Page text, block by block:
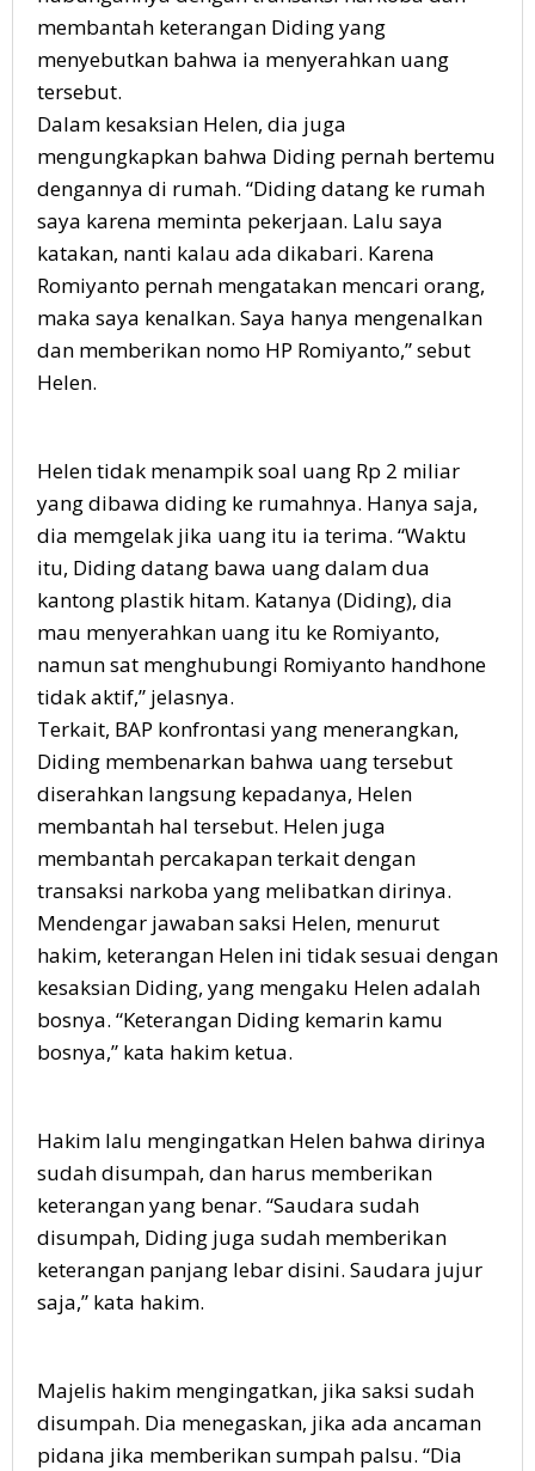
membantah keterangan Diding yang
menyebutkan bahwa ia menyerahkan uang
tersebut.
Dalam kesaksian Helen, dia juga
mengungkapkan bahwa Diding pernah bertemu
dengannya di rumah. “Diding datang ke rumah
saya karena meminta pekerjaan. Lalu saya
katakan, nanti kalau ada dikabari. Karena
Romiyanto pernah mengatakan mencari orang,
maka saya kenalkan. Saya hanya mengenalkan
dan memberikan nomo HP Romiyanto,” sebut
Helen.
Helen tidak menampik soal uang Rp 2 miliar
yang dibawa diding ke rumahnya. Hanya saja,
dia memgelak jika uang itu ia terima. “Waktu
itu, Diding datang bawa uang dalam dua
kantong plastik hitam. Katanya (Diding), dia
mau menyerahkan uang itu ke Romiyanto,
namun sat menghubungi Romiyanto handhone
tidak aktif,” jelasnya.
Terkait, BAP konfrontasi yang menerangkan,
Diding membenarkan bahwa uang tersebut
diserahkan langsung kepadanya, Helen
membantah hal tersebut. Helen juga
membantah percakapan terkait dengan
transaksi narkoba yang melibatkan dirinya.
Mendengar jawaban saksi Helen, menurut
hakim, keterangan Helen ini tidak sesuai dengan
kesaksian Diding, yang mengaku Helen adalah
bosnya. “Keterangan Diding kemarin kamu
bosnya,” kata hakim ketua.
Hakim lalu mengingatkan Helen bahwa dirinya
sudah disumpah, dan harus memberikan
keterangan yang benar. “Saudara sudah
disumpah, Diding juga sudah memberikan
keterangan panjang lebar disini. Saudara jujur
saja,” kata hakim.
Majelis hakim mengingatkan, jika saksi sudah
disumpah. Dia menegaskan, jika ada ancaman
pidana jika memberikan sumpah palsu. “Dia